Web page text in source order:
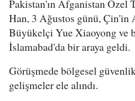
Pakistan'ın Afganistan Özel
Han, 3 Ağustos günü,
Büyükelçi Yue Xiaoyong ve
İslamabad'da bir araya geldi.
Görüşmede bölgesel
gelişmeler ele alındı.